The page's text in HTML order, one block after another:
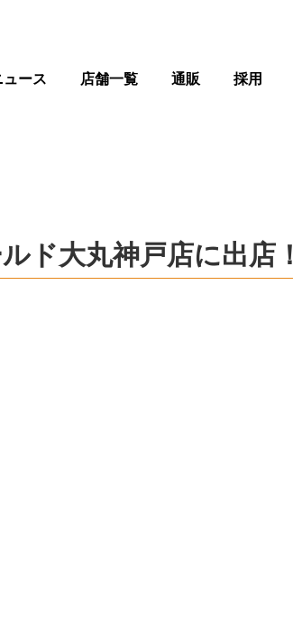
ュース 店舗一覧 通販 採用
ド大丸神戸店に出店！